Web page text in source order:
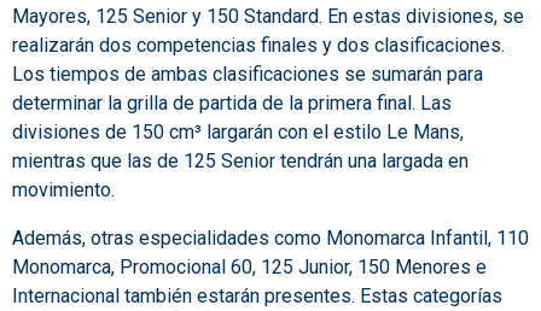
Mayores, 125 Senior y 150 Standard. En estas divisiones, se
realizarán dos competencias finales y dos clasificaciones.
Los tiempos de ambas clasificaciones se sumarán para
determinar la grilla de partida de la primera final. Las
divisiones de 150 cm³ largarán con el estilo Le Mans,
mientras que las de 125 Senior tendrán una largada en
movimiento.
Además, otras especialidades como Monomarca Infantil, 110
Monomarca, Promocional 60, 125 Junior, 150 Menores e
Internacional también estarán presentes. Estas categorías